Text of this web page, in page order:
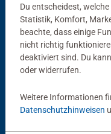
Puzzle Conserver Permanent
Durchschnittliche
Puzzlezubehör
Du entscheidest,
Statistik, Komfort,
beachte, dass einige
nicht richtig
deaktiviert sind. Du
oder widerrufen.
Weitere Informationen
Datenschutzhinweisen